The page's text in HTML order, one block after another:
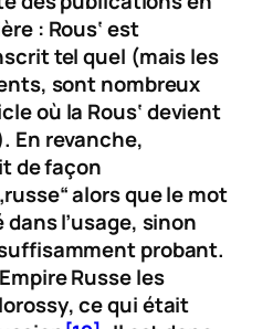
: Rous‘est
tel quel (mais les
sont nombreux
où la Rous‘devient
En revanche,
de façon
alors que le mot
l’usage, sinon
probant.
Russe les
, ce qui était